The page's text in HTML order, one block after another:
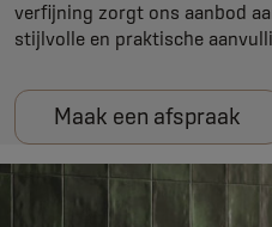
verfijning zorgt ons aanbod
stijlvolle en praktische
Maak een afspraak